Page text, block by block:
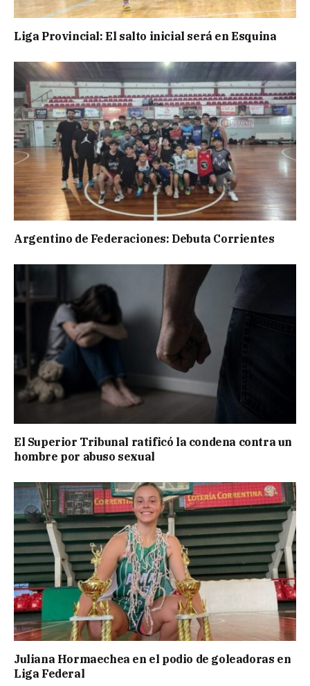
Liga Provincial: El salto inicial será en Esquina
Argentino de Federaciones: Debuta Corrientes
El Superior Tribunal ratificó la condena contra un
hombre por abuso sexual
Juliana Hormaechea en el podio de goleadoras en
Liga Federal